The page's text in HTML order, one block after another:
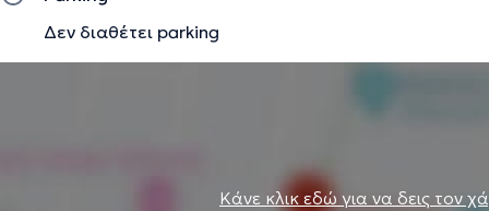
Δεν διαθέτει parking
Κάνε κλικ εδώ για να δεις τον